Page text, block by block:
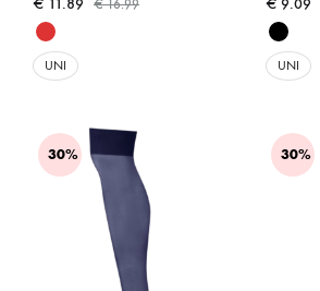
€ 11.89 €16.99
UNI
€ 9.09
UNI
30% 30%